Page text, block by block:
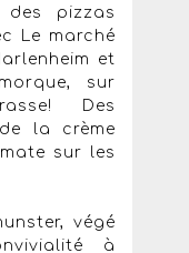
pizzas
Le marché
et
sur
Des
la crème
sur les
végé
à